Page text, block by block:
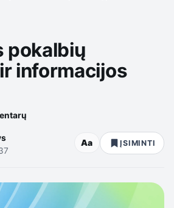
pokalbių
informacijos
Aa ĮSIMINTI